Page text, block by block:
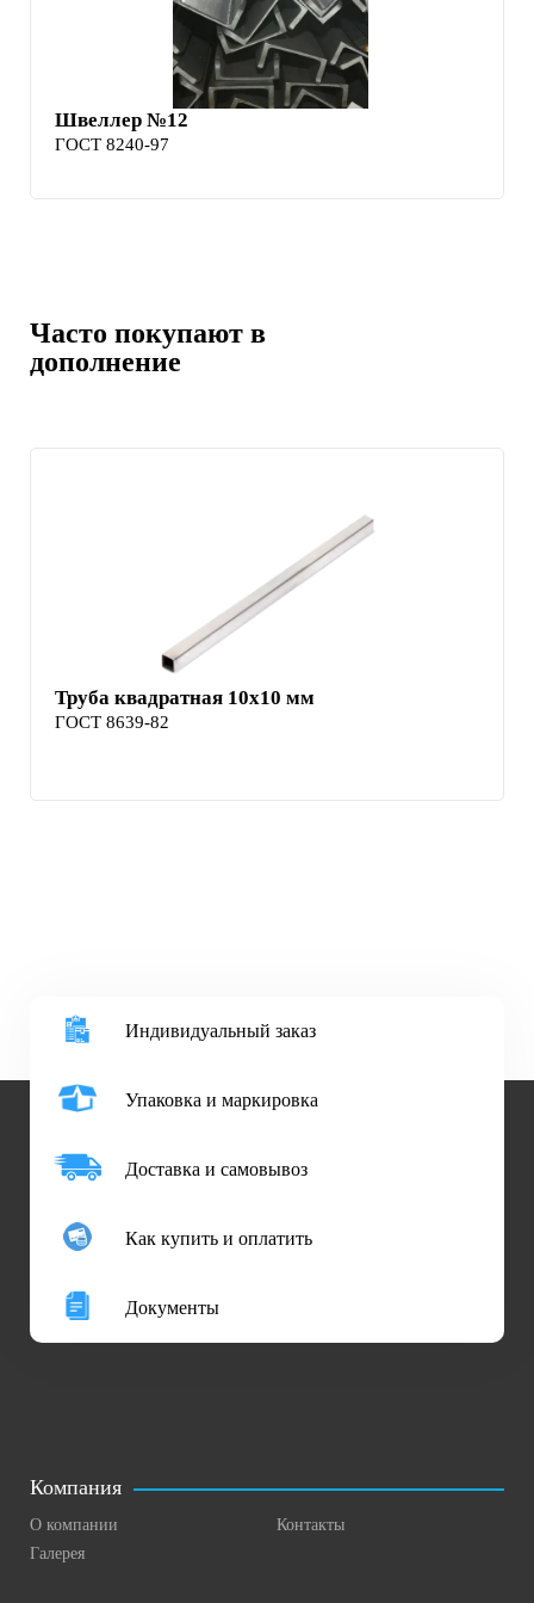
Швеллер №12
ГОСТ 8240-97
Часто покупают в
дополнение
Труба квадратная 10х10 мм
ГОСТ 8639-82
Индивидуальный заказ
Упаковка и маркировка
Доставка и самовывоз
Как купить и оплатить
Документы
Компания
О компании
Галерея
Контакты